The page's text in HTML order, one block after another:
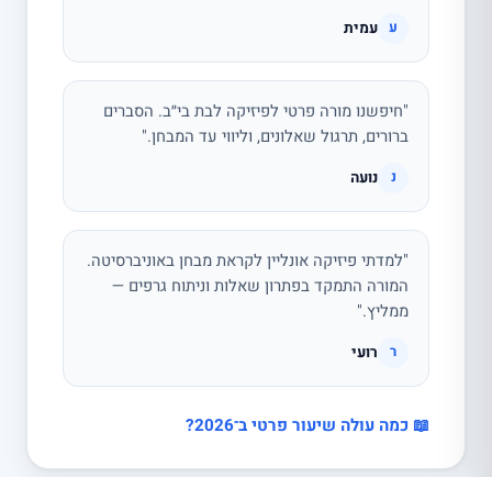
ע עמית
"חיפשנו מורה פרטי לפיזיקה לבת בי״ב. הסברים
ברורים, תרגול שאלונים, וליווי עד המבחן."
נ נועה
"למדתי פיזיקה אונליין לקראת מבחן באוניברסיטה.
המורה התמקד בפתרון שאלות וניתוח גרפים —
ממליץ."
ר רועי
📖 כמה עולה שיעור פרטי ב־2026?